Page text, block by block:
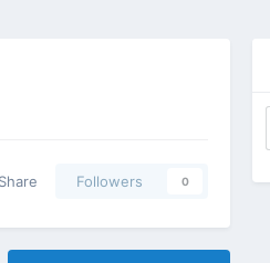
Followers 0